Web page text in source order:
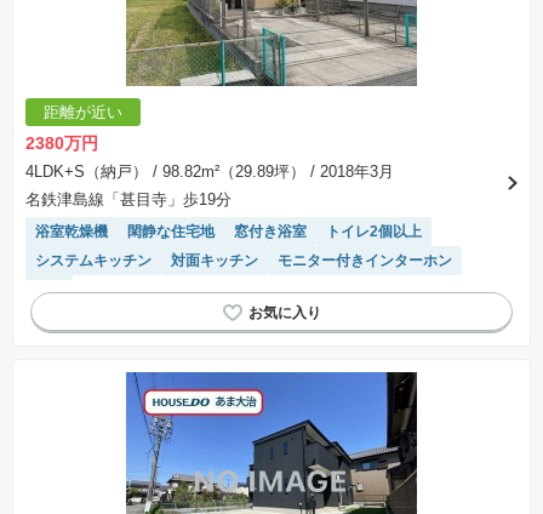
距離が近い
2380万円
4LDK+S（納戸） / 98.82m²（29.89坪）
/ 2018年3月
名鉄津島線「甚目寺」歩19分
浴室乾燥機 閑静な住宅地 窓付き浴室
トイレ2個以上
システムキッチン
対面キッチン
モニター付きインターホン
WIC